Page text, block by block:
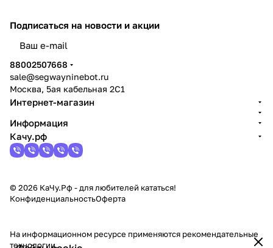
Подписаться на новости и акции
88002507668
sale@segwayninebot.ru
Москва, 5ая кабельная 2С1
Интернет-магазин
Информация
Качу.рф
© 2026 КаЧу.Рф - для любителей кататься!
КонфиденциальностьОферта
На информационном ресурсе применяются рекомендательные
технологии.